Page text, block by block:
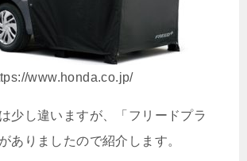
www.honda.co.jp/
少し違いますが、「フリードプラ
ありましたので紹介します。